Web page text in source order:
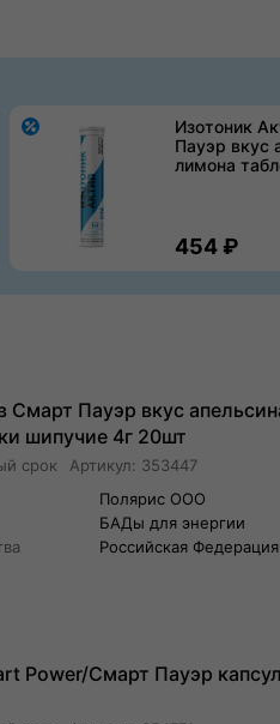
Изотоник
Пауэр вкус
лимона
454 ₽
Смарт Пауэр вкус
шипучие 4г 20шт
срок Артикул: 353447
Полярис ООО
БАДы для энергии
Российская Федерация
Power/Смарт Пауэр